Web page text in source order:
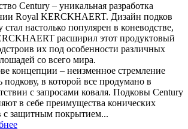
Century – уникальная разработка
Royal KERCKHAERT. Дизайн подков
стал настолько популярен в коневодстве,
расширил этот продуктовый
их под особенности различных
со всего мира.
концепции – неизменное стремление
подкову, в которой все продумано в
с запросами коваля. Подковы Century
в себе преимущества конических
с защитным покрытием...